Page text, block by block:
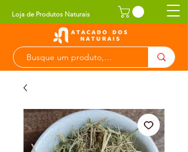
Loja de Produtos Naturais